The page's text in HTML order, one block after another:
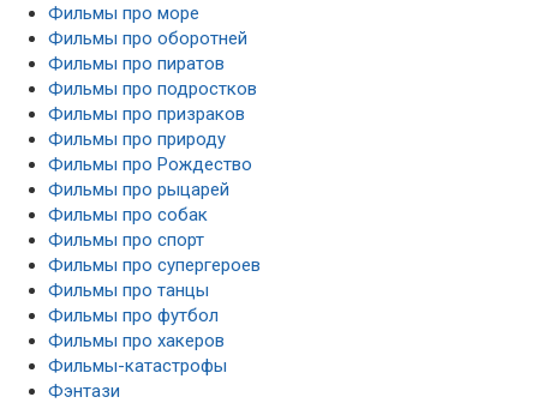
Фильмы про море
Фильмы про оборотней
Фильмы про пиратов
Фильмы про подростков
Фильмы про призраков
Фильмы про природу
Фильмы про Рождество
Фильмы про рыцарей
Фильмы про собак
Фильмы про спорт
Фильмы про супергероев
Фильмы про танцы
Фильмы про футбол
Фильмы про хакеров
Фильмы-катастрофы
Фэнтази